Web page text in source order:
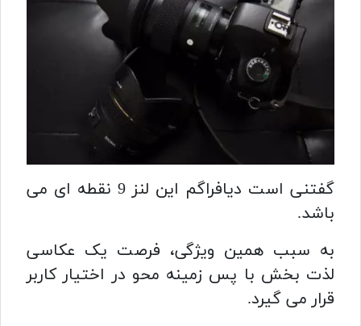
گفتنی است دیافراگم این لنز 9 نقطه ای می
باشد.
به سبب همین ویژگی، فرصت یک عکاسی
لذت بخش با پس زمینه محو در اختیار کاربر
قرار می گیرد.